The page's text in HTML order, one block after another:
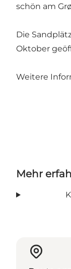
schön am
Die
Oktober
Weitere
Mehr